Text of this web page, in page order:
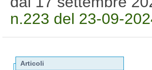
n.223 del 23-09-